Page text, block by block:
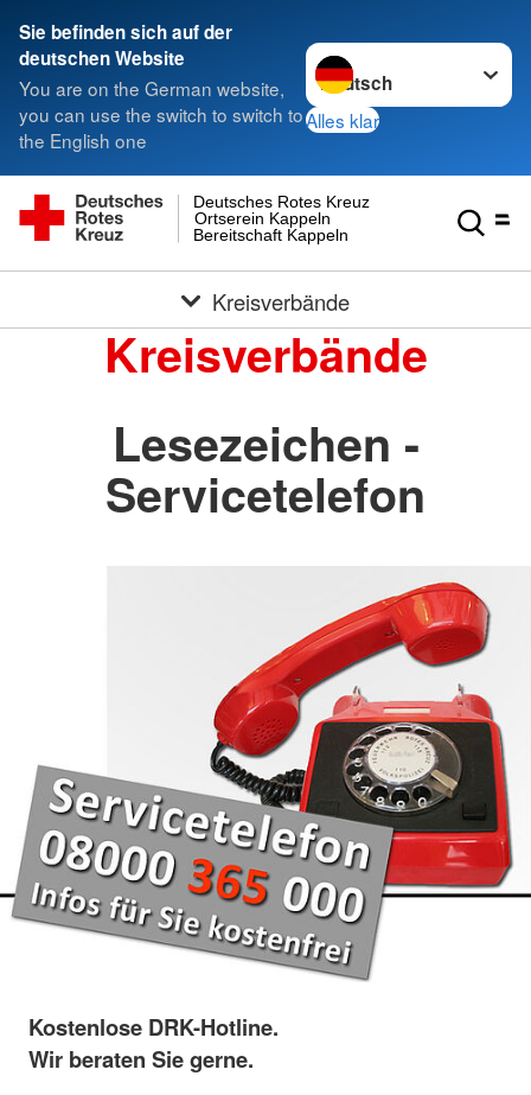
Sie befinden sich auf der
deutschen Website
You are on the German website,
you can use the switch to switch to
the English one
Sprache wechseln zu
Alles klar
Bereitschaft Kappeln
Ortserein Kappeln
Deutsches Rotes Kreuz
Kreisverbände
Kreisverbände
Lesezeichen -
Servicetelefon
Kostenlose DRK-Hotline.
Wir beraten Sie gerne.